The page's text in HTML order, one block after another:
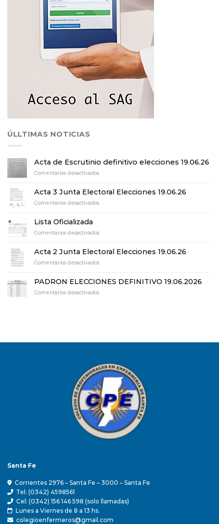
ÚLLTIMAS NOTICIAS
Acta de Escrutinio definitivo elecciones 19.06.26
Comentarios desactivadosen
de
Escrutinio
definitivo
Acta 3 Junta Electoral Elecciones 19.06.26
Comentarios desactivadosen
Electoral
19.06.26
Lista Oficializada
Comentarios desactivadosen
Oficializada
Acta 2 Junta Electoral Elecciones 19.06.26
Comentarios desactivadosen
2
Junta
Electoral
PADRON ELECCIONES DEFINITIVO 19.06.2026
Comentarios desactivadosen
Santa Fe
Corrientes 2976 – Santa Fe – 3000 – Santa Fe
Tel: (0342) 4598561
Cel: (0342) 156 146 598 (solo llamadas)
Lunes a Viernes de 8 a 13 hs.
colegioenfermeros@gmail.com